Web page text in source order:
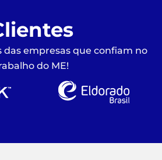
das empresas que confiam no
do ME!